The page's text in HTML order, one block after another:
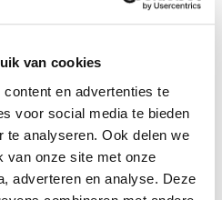
van cookies
en advertenties te
voor social media te bieden
te analyseren. Ook delen we
van onze site met onze
adverteren en analyse. Deze
is, zorgen wij dat jouw fiets
staat.
levering en zorgeloze